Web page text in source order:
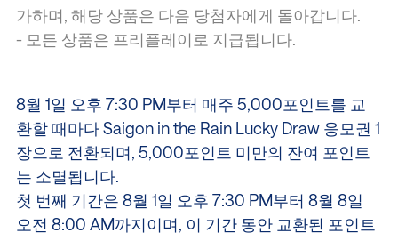
가하며, 해당 상품은 다음 당첨자에게 돌아갑니다.
- 모든 상품은 프리플레이로 지급됩니다.
8월 1일 오후 7:30 PM부터 매주 5,000포인트를 교
환할 때마다 Saigon in the Rain Lucky Draw 응모권 1
장으로 전환되며, 5,000포인트 미만의 잔여 포인트
는 소멸됩니다.
첫 번째 기간은 8월 1일 오후 7:30 PM부터 8월 8일
오전 8:00 AM까지이며, 이 기간 동안 교환된 포인트